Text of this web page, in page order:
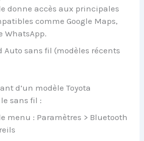
donne accès aux principales
comme Google Maps,
WhatsApp.
Auto sans fil (modèles récents
d’un modèle Toyota
sans fil :
menu : Paramètres > Bluetooth